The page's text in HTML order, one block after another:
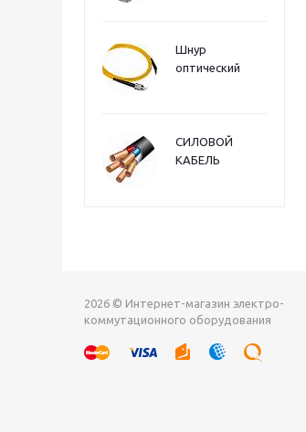
Шнур
оптический
СИЛОВОЙ
КАБЕЛЬ
2026 © Интернет-магазин электро-
коммутационного оборудования